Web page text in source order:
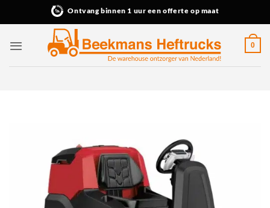
Ontvang binnen 1 uur een offerte op maat
0